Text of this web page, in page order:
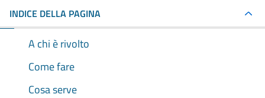
INDICE DELLA PAGINA
A chi è rivolto
Come fare
Cosa serve